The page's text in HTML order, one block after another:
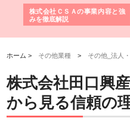
道路が手がける舗
技術の全容
ホクシン設備
る給排水空調
績と強み
ホーム > その他業種 > その他_法人
株式会社田口興
から見る信頼の